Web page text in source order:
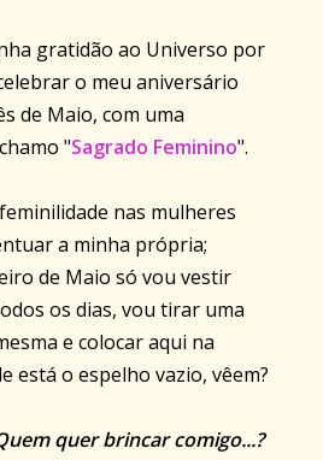
gratidão ao Universo por
o meu aniversário
de Maio, com uma
"Sagrado Feminino".
nas mulheres
a minha própria;
de Maio só vou vestir
os dias, vou tirar uma
e colocar aqui na
está o espelho vazio, vêem?
quer brincar comigo...?